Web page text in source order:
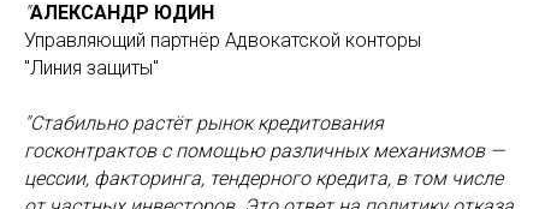
"АЛЕКСАНДР ЮДИН
Управляющий партнёр Адвокатской конторы
"Линия защиты"
"Стабильно растёт рынок кредитования
госконтрактов с помощью различных механизмов —
цессии, факторинга, тендерного кредита, в том числе